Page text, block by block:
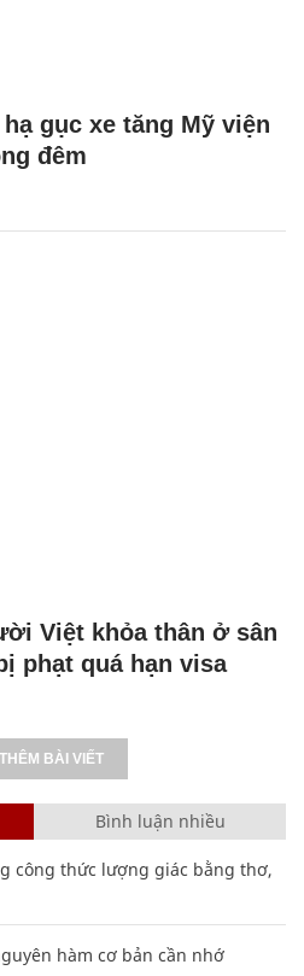
gục xe tăng Mỹ viện
đêm
Việt khỏa thân ở sân
phạt quá hạn visa
BÀI VIẾT
Bình luận nhiều
công thức lượng giác bằng thơ,
hàm cơ bản cần nhớ